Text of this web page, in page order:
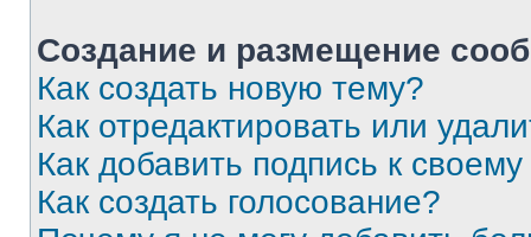
Создание и размещение
Как создать новую тему?
Как отредактировать или
Как добавить подпись к
Как создать голосование?